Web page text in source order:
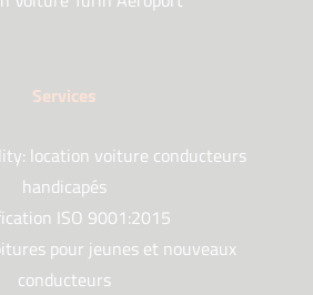
Services
location voiture conducteurs
handicapés
ISO 9001:2015
pour jeunes et nouveaux
conducteurs